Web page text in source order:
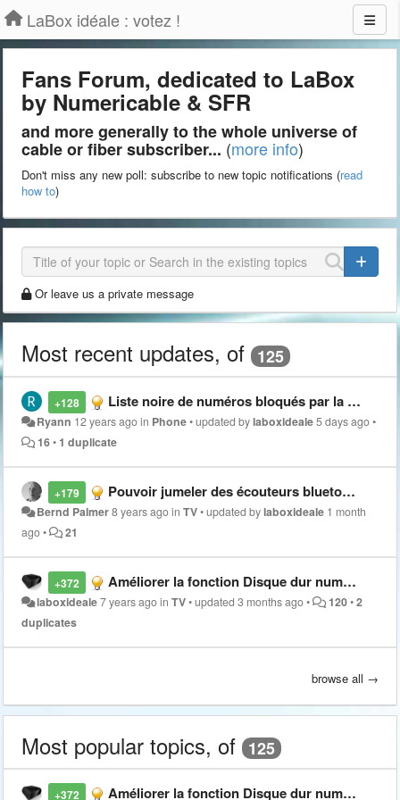
LaBox idéale : votez !
Fans Forum, dedicated to LaBox
by Numericable & SFR
and more generally to the whole universe of
cable or fiber subscriber... (more info)
Don't miss any new poll: subscribe to new topic notifications (read
how to)
Or leave us a private message
Most recent updates, of 125
+128 Liste noire de numéros bloqués par la box
Ryann 12 years agoin Phone•updated bylaboxideale5 days ago•
16• 1 duplicate
+179 Pouvoir jumeler des écouteurs bluetooth (ou autres équipements bluetooth en sortie)
Bernd Palmer8 years agoinTV•updated bylaboxideale 1 month
ago• 21
+372 Améliorer la fonction Disque dur numérique (enregistrements TV dans les nuages du cloud)
laboxideale7 years agoinTV•updated3 months ago• 120•2
duplicates
browse all →
Most popular topics, of 125
+372 Améliorer la fonction Disque dur numérique (enregistrements TV dans les nuages du cloud)